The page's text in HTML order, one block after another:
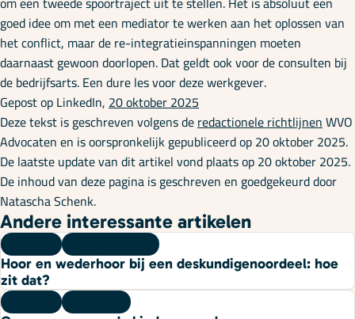
goed idee om met een mediator te werken aan het oplossen van
het conflict, maar de re-integratieinspanningen moeten
daarnaast gewoon doorlopen. Dat geldt ook voor de consulten bij
de bedrijfsarts. Een dure les voor deze werkgever.
Gepost op LinkedIn,20 oktober 2025
Deze tekst is geschreven volgens deredactionele richtlijnenWVO
Advocaten en is oorspronkelijk gepubliceerd op 20 oktober 2025.
De laatste update van dit artikel vond plaats op 20 oktober 2025.
De inhoud van deze pagina is geschreven en goedgekeurd door
Natascha Schenk.
Andere interessante artikelen
Hoor en wederhoor bij een deskundigenoordeel: hoe
zit dat?